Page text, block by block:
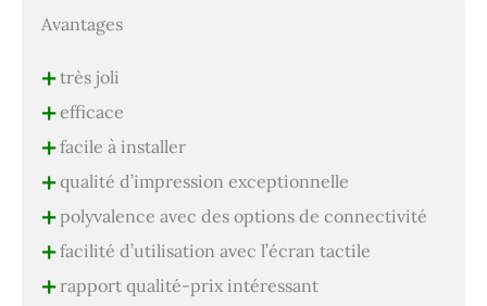
Avantages
+très joli
+efficace
+facile à installer
+qualité d’impression exceptionnelle
+polyvalence avec des options de connectivité
+facilité d’utilisation avec l’écran tactile
+rapport qualité-prix intéressant